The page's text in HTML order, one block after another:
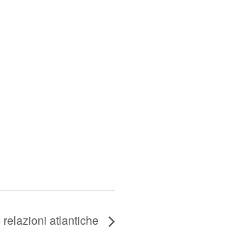
relazioni atlantiche